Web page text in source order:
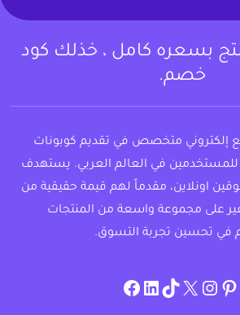
بسعره كامل ، خذلك كود
خصم.
إلكتروني متخصص في تقديم كوبونات
في العالم العربي. يستهدف
اونلاين، مقدماً لهم قيمة حقيقية من
على مجموعة واسعة من المنتجات
في تحسين تجربة التسوق.
pinterest
allcouponat
twitter
TikTok
linkedin
facebook